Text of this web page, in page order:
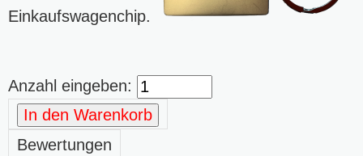
Einkaufswagenchip.
Anzahl eingeben:
In den Warenkorb
Bewertungen